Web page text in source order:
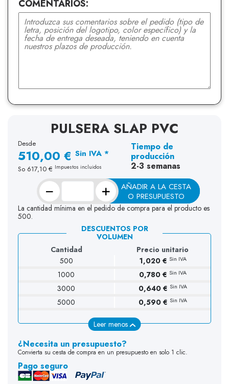
COMENTARIOS:
PULSERA SLAP PVC
Desde
510,00 € Sin IVA *
So 617,10 € Impuestos incluidos
Tiempo de
producción
2-3 semanas
− +
AÑADIR A LA CESTA
O PRESUPUESTO
La cantidad mínima en el pedido de compra para el producto es
500.
DESCUENTOS POR
VOLUMEN
Cantidad
Precio unitario
500
1,020 € Sin IVA
1000 0,780 € Sin IVA
3000 0,640 € Sin IVA
5000 0,590 € Sin IVA
Leer menos
¿Necesita un presupuesto?
Convierta su cesta de compra en un presupuesto en solo 1 clic.
Pago seguro